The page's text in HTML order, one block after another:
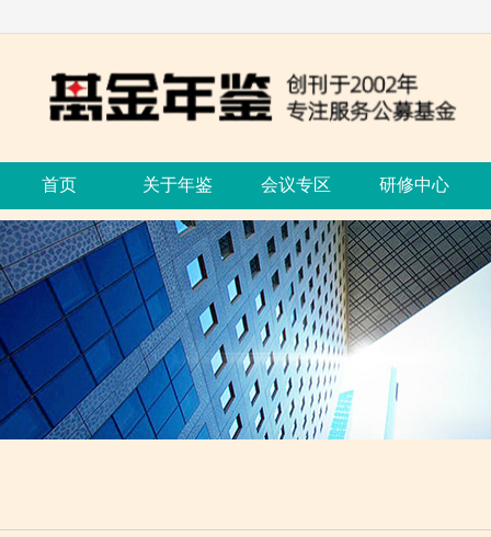
首页 关于年鉴 会议专区 研修中心